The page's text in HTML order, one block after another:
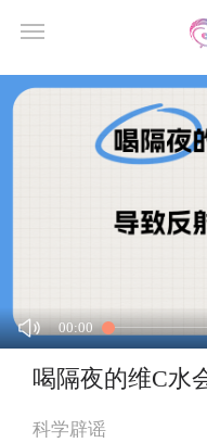
00:00
喝隔夜的维C水
科学辟谣